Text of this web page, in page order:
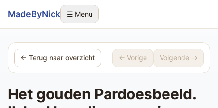
Sla navigatie over
MadeByNick ☰ Menu
← Terug naar overzicht ← Vorige Volgende →
Het gouden Pardoesbeeld.